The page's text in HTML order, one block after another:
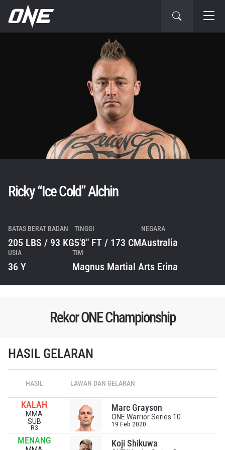
Ricky “Ice Cold” Alchin
BATAS BERAT BADAN
205 LBS / 93 KG
TINGGI
5'8" FT / 173 CM
NEGARA
Australia
USIA
36 Y
TIM
Magnus Martial Arts Erina
Rekor ONE Championship
HASIL GELARAN
HASIL LAWAN DAN GELARAN
KALAH
MMA
SUB
R3
Marc Grayson
ONE Warrior Series 10
19 Feb 2020
MENANG Koji Shikuwa
IKUTI PERKEMBANGAN TERBARU
Bawa ONE Championship kemana pun anda pergi!
Daftar sekarang untuk mendapat akses ke berita
terbaru, tawaran spesial, dan akses awal untuk kursi
terbaik di gelaran langsung kami.